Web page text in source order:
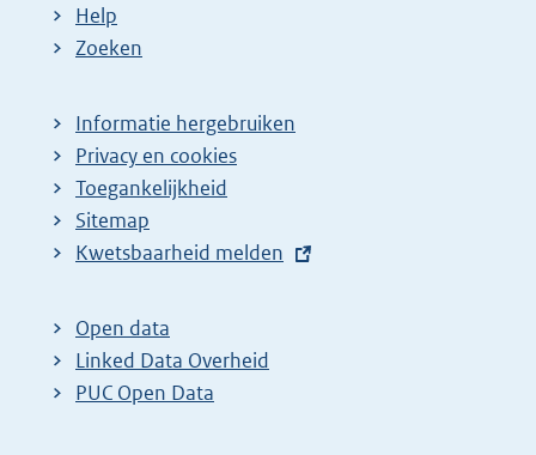
Help
Zoeken
Informatie hergebruiken
Privacy en cookies
Toegankelijkheid
Sitemap
E
t
e
r
Kwetsbaarheid melden
Open data
Linked Data Overheid
PUC Open Data